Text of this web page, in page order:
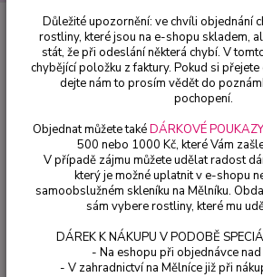
Fuchsie Fuchsie Jollies Bretagne - 1 ks
Fuchsie Jollies
Důležité upozornění: ve chvíli objednání
rostliny, které jsou na e-shopu skladem,
stát, že při odeslání některá chybí. V
chybějící položku z faktury. Pokud si
dejte nám to prosím vědět do
pochopení.
Objednat můžete takéDÁRKOVÉ POUKAZY
500 nebo 1000 Kč, které Vám
V případě zájmu můžete udělat radost
který je možné uplatnit v e-shopu
samoobslužném skleníku na Mělníku.
sám vybere rostliny, které mu
DÁREK K NÁKUPU V PODOBĚ
- Na eshopu při objednávce
- V zahradnictví na Mělníce již při